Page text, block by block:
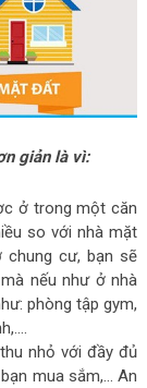
giản là vì:
ở trong một căn
so với nhà mặt
cư, bạn sẽ
nếu như ở nhà
phòng tập gym,
nhỏ với đầy đủ
mua sắm,… An